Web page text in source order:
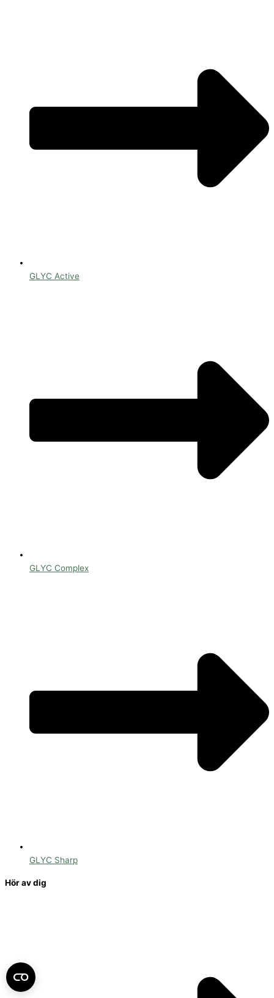
GLYC Active
GLYC Complex
GLYC Sharp
Hör av dig